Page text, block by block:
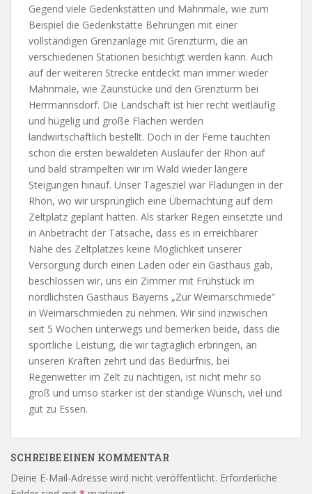
Gegend viele Gedenkstätten und Mahnmale, wie zum
Beispiel die Gedenkstätte Behrungen mit einer
vollständigen Grenzanlage mit Grenzturm, die an
verschiedenen Stationen besichtigt werden kann. Auch
auf der weiteren Strecke entdeckt man immer wieder
Mahnmale, wie Zaunstücke und den Grenzturm bei
Herrmannsdorf. Die Landschaft ist hier recht weitläufig
und hügelig und große Flächen werden
landwirtschaftlich bestellt. Doch in der Ferne tauchten
schon die ersten bewaldeten Ausläufer der Rhön auf
und bald strampelten wir im Wald wieder längere
Steigungen hinauf. Unser Tagesziel war Fladungen in der
Rhön, wo wir ursprünglich eine Übernachtung auf dem
Zeltplatz geplant hatten. Als starker Regen einsetzte und
in Anbetracht der Tatsache, dass es in erreichbarer
Nähe des Zeltplatzes keine Möglichkeit unserer
Versorgung durch einen Laden oder ein Gasthaus gab,
beschlossen wir, uns ein Zimmer mit Frühstück im
nördlichsten Gasthaus Bayerns „Zur Weimarschmiede“
in Weimarschmieden zu nehmen. Wir sind inzwischen
seit 5 Wochen unterwegs und bemerken beide, dass die
sportliche Leistung, die wir tagtäglich erbringen, an
unseren Kräften zehrt und das Bedürfnis, bei
Regenwetter im Zelt zu nächtigen, ist nicht mehr so
groß und umso stärker ist der ständige Wunsch, viel und
gut zu Essen.
SCHREIBE EINEN KOMMENTAR
Deine E-Mail-Adresse wird nicht veröffentlicht. Erforderliche